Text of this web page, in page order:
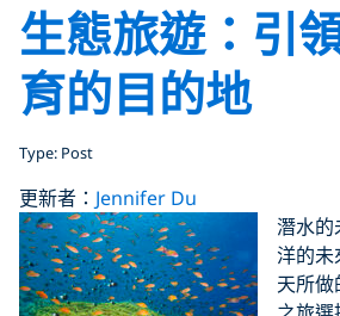
生態旅遊：引
育的目的地
Type: Post
更新者： Jennifer Du
潛水
洋的
天所